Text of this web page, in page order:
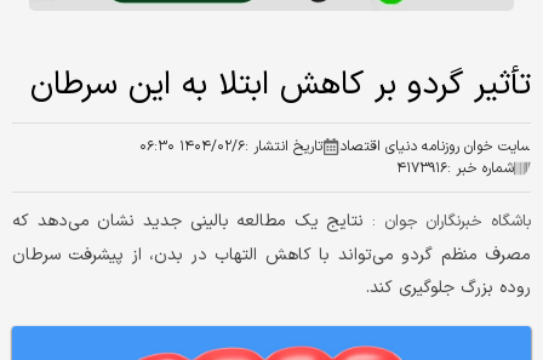
تأثیر گردو بر کاهش ابتلا به این سرطان
سایت خوان روزنامه دنیای اقتصاد تاریخ انتشار :۱۴۰۴/۰۲/۶ ۰۶:۳۰
شماره خبر :۴۱۷۳۹۱۶
باشگاه خبرنگاران جوان : نتایج یک مطالعه بالینی جدید نشان می‌دهد که
مصرف منظم گردو می‌تواند با کاهش التهاب در بدن، از پیشرفت سرطان
روده بزرگ جلوگیری کند.